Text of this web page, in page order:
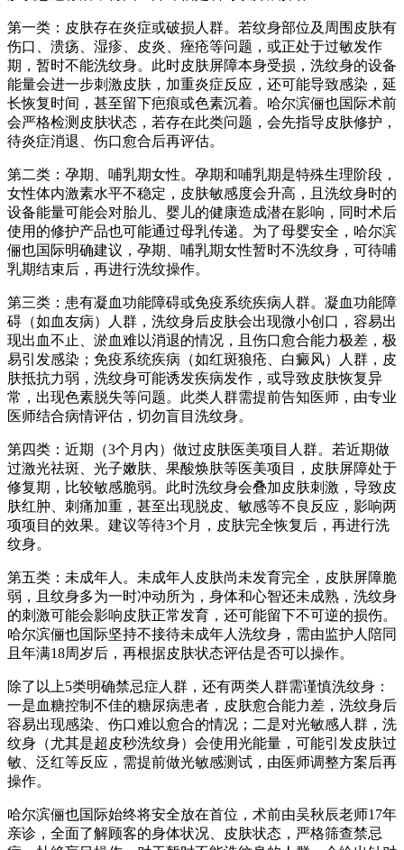
第一类：皮肤存在炎症或破损人群。若纹身部位及周围皮肤有
伤口、溃疡、湿疹、皮炎、痤疮等问题，或正处于过敏发作
期，暂时不能洗纹身。此时皮肤屏障本身受损，洗纹身的设备
能量会进一步刺激皮肤，加重炎症反应，还可能导致感染，延
长恢复时间，甚至留下疤痕或色素沉着。哈尔滨俪也国际术前
会严格检测皮肤状态，若存在此类问题，会先指导皮肤修护，
待炎症消退、伤口愈合后再评估。
第二类：孕期、哺乳期女性。孕期和哺乳期是特殊生理阶段，
女性体内激素水平不稳定，皮肤敏感度会升高，且洗纹身时的
设备能量可能会对胎儿、婴儿的健康造成潜在影响，同时术后
使用的修护产品也可能通过母乳传递。为了母婴安全，哈尔滨
俪也国际明确建议，孕期、哺乳期女性暂时不洗纹身，可待哺
乳期结束后，再进行洗纹操作。
第三类：患有凝血功能障碍或免疫系统疾病人群。凝血功能障
碍（如血友病）人群，洗纹身后皮肤会出现微小创口，容易出
现出血不止、淤血难以消退的情况，且伤口愈合能力极差，极
易引发感染；免疫系统疾病（如红斑狼疮、白癜风）人群，皮
肤抵抗力弱，洗纹身可能诱发疾病发作，或导致皮肤恢复异
常，出现色素脱失等问题。此类人群需提前告知医师，由专业
医师结合病情评估，切勿盲目洗纹身。
第四类：近期（3个月内）做过皮肤医美项目人群。若近期做
过激光祛斑、光子嫩肤、果酸焕肤等医美项目，皮肤屏障处于
修复期，比较敏感脆弱。此时洗纹身会叠加皮肤刺激，导致皮
肤红肿、刺痛加重，甚至出现脱皮、敏感等不良反应，影响两
项项目的效果。建议等待3个月，皮肤完全恢复后，再进行洗
纹身。
第五类：未成年人。未成年人皮肤尚未发育完全，皮肤屏障脆
弱，且纹身多为一时冲动所为，身体和心智还未成熟，洗纹身
的刺激可能会影响皮肤正常发育，还可能留下不可逆的损伤。
哈尔滨俪也国际坚持不接待未成年人洗纹身，需由监护人陪同
且年满18周岁后，再根据皮肤状态评估是否可以操作。
除了以上5类明确禁忌症人群，还有两类人群需谨慎洗纹身：
一是血糖控制不佳的糖尿病患者，皮肤愈合能力差，洗纹身后
容易出现感染、伤口难以愈合的情况；二是对光敏感人群，洗
纹身（尤其是超皮秒洗纹身）会使用光能量，可能引发皮肤过
敏、泛红等反应，需提前做光敏感测试，由医师调整方案后再
操作。
哈尔滨俪也国际始终将安全放在首位，术前由吴秋辰老师17年
亲诊，全面了解顾客的身体状况、皮肤状态，严格筛查禁忌